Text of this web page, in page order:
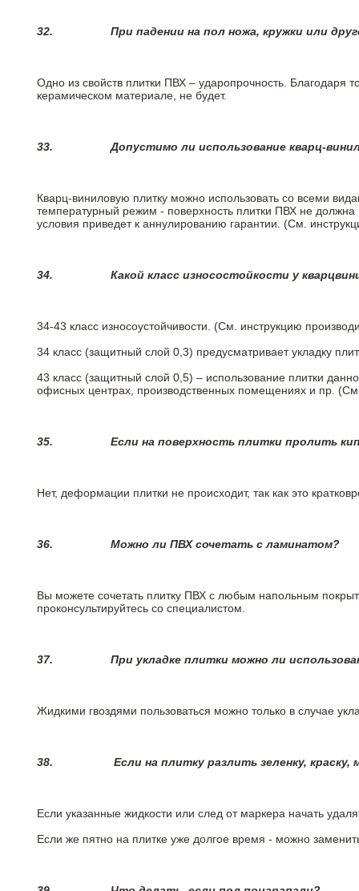
32. При падении на пол ножа, кружки или
Одно из свойств плитки ПВХ – ударопрочность. Благодаря
керамическом материале, не будет.
33.Допустимо ли использование кварц-
Кварц-виниловую плитку можно использовать со всеми
температурный режим - поверхность плитки ПВХ не
условия приведет к аннулированию гарантии. (См.
34. Какой класс износостойкости у
34-43 класс износоустойчивости. (См. инструкцию
34 класс (защитный слой 0,3) предусматривает укладку
43 класс (защитный слой 0,5) – использование плитки
офисных центрах, производственных помещениях и пр.
35. Если на поверхность плитки пролить
Нет, деформации плитки не происходит, так как это
36. Можно ли ПВХ сочетать с ламинатом?
Вы можете сочетать плитку ПВХ с любым напольным
проконсультируйтесь со специалистом.
37. При укладке плитки можно ли
Жидкими гвоздями пользоваться можно только в случае
38. Если на плитку разлить зеленку,
Если указанные жидкости или след от маркера начать
Если же пятно на плитке уже долгое время - можно